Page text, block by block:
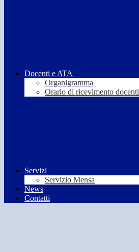
Docenti e ATA
Organigramma
Orario di ricevimento docenti
Servizi
Servizio Mensa
News
Contatti